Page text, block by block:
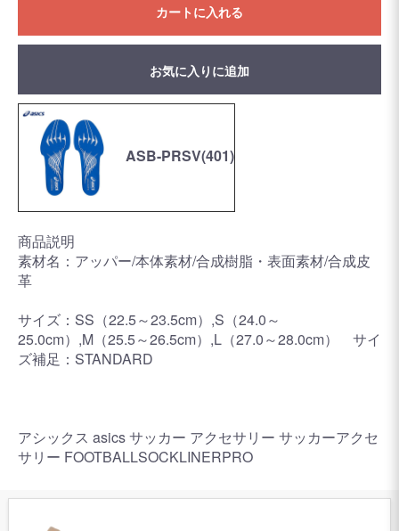
カートに入れる
お気に入りに追加
ASB-PRSV(401)
商品説明
素材名：アッパー/本体素材/合成樹脂・表面素材/合成皮
革
サイズ：SS（22.5～23.5cm）,S（24.0～
25.0cm）,M（25.5～26.5cm）,L（27.0～28.0cm） サイ
ズ補足：STANDARD
アシックス asics サッカー アクセサリー サッカーアクセ
サリー FOOTBALLSOCKLINERPRO